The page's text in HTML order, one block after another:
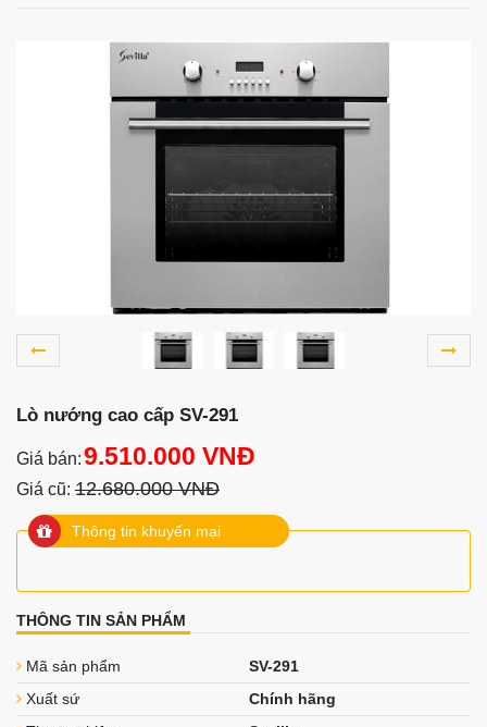
Lò nướng cao cấp SV-291
Giá bán:9.510.000 VNĐ
Giá cũ: 12.680.000 VNĐ
Thông tin khuyến mại
THÔNG TIN SẢN PHẨM
Mã sản phẩm
SV-291
Xuất sứ
Chính hãng